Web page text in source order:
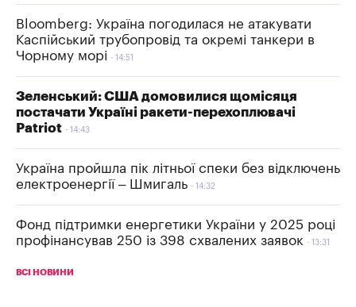
Bloomberg: Україна погодилася не атакувати
Каспійський трубопровід та окремі танкери в
Чорному морі
14:51
Зеленський: США домовилися щомісяця
постачати Україні ракети-перехоплювачі
Patriot
14:43
Україна пройшла пік літньої спеки без відключень
електроенергії – Шмигаль
14:32
Фонд підтримки енергетики України у 2025 році
профінансував 250 із 398 схвалених заявок
13:31
ВСІ НОВИНИ